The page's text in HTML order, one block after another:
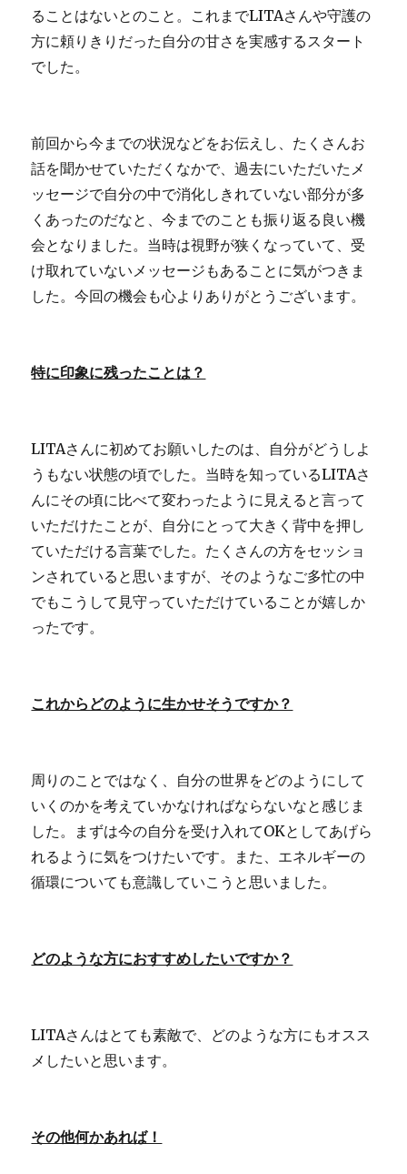
ることはないとのこと。これまでLITAさんや守護の
方に頼りきりだった自分の甘さを実感するスタート
でした。
前回から今までの状況などをお伝えし、たくさんお
話を聞かせていただくなかで、過去にいただいたメ
ッセージで自分の中で消化しきれていない部分が多
くあったのだなと、今までのことも振り返る良い機
会となりました。当時は視野が狭くなっていて、受
け取れていないメッセージもあることに気がつきま
した。今回の機会も心よりありがとうございます。
特に印象に残ったことは？
LITAさんに初めてお願いしたのは、自分がどうしよ
うもない状態の頃でした。当時を知っているLITAさ
んにその頃に比べて変わったように見えると言って
いただけたことが、自分にとって大きく背中を押し
ていただける言葉でした。たくさんの方をセッショ
ンされていると思いますが、そのようなご多忙の中
でもこうして見守っていただけていることが嬉しか
ったです。
これからどのように生かせそうですか？
周りのことではなく、自分の世界をどのようにして
いくのかを考えていかなければならないなと感じま
した。まずは今の自分を受け入れてOKとしてあげら
れるように気をつけたいです。また、エネルギーの
循環についても意識していこうと思いました。
どのような方におすすめしたいですか？
LITAさんはとても素敵で、どのような方にもオスス
メしたいと思います。
その他何かあれば！